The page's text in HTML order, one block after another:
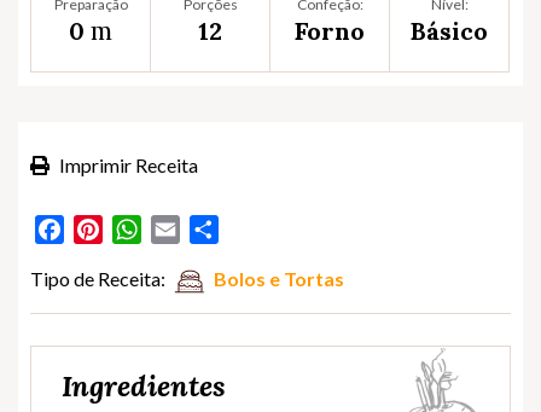
Preparação
0 m
Porções
12
Confeção:
Forno
Nível:
Básico
Imprimir Receita
FacebookPinterestWhatsApp
Email
Tipo de Receita: Bolos e Tortas
Ingredientes